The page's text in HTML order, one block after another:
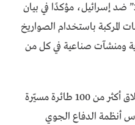
عشرة من عمليات “الوعد الصادق 3” ضد إسرائيل، مؤكدًا في بيان
باستخدام الصواريخ
ومنشآت صناعية في كل من
وأوضح البيان أن العملية شملت إطلاق أكثر من 100 طائرة مسيّرة
أنظمة الدفاع الجوي